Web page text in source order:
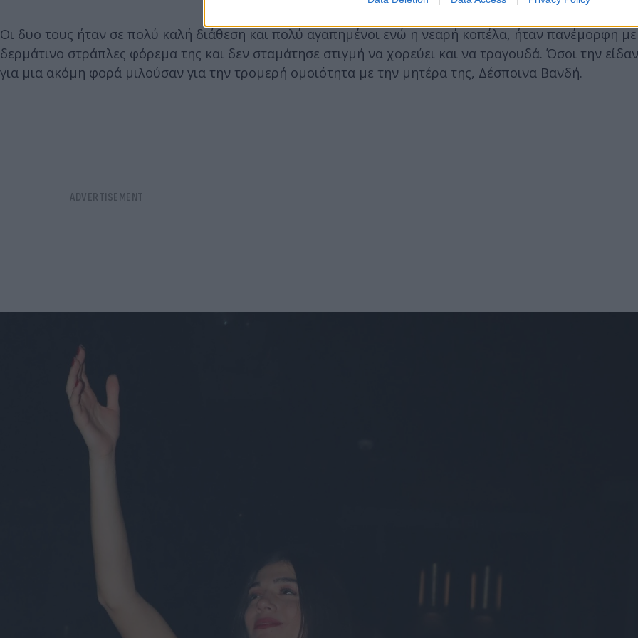
Οι δυο τους ήταν σε πολύ καλή διάθεση και πολύ αγαπημένοι ενώ η νεαρή κοπέλα, ήταν πανέμορφη
δερμάτινο στράπλες φόρεμα της και δεν σταμάτησε στιγμή να χορεύει και να τραγουδά. Όσοι την
για μια ακόμη φορά μιλούσαν για την τρομερή ομοιότητα με την μητέρα της, Δέσποινα Βανδή.